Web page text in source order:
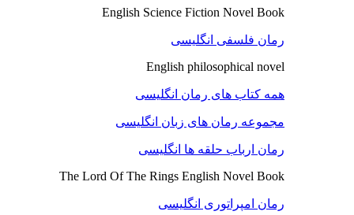
English Science Fiction Novel Book
رمان فلسفی انگلیسی
English philosophical novel
همه کتاب های رمان انگلیسی
مجموعه رمان های زبان انگلیسی
رمان ارباب حلقه ها انگلیسی
The Lord Of The Rings English Novel Book
رمان امپراتوری انگلیسی